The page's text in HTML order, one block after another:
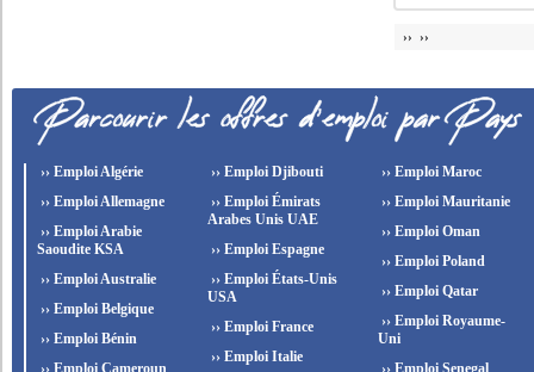
›› ››
›› Emploi Algérie
›› Emploi Allemagne
›› Emploi Arabie
Saoudite KSA
›› Emploi Australie
›› Emploi Belgique
›› Emploi Bénin
›› Emploi Cameroun
›› Emploi Djibouti
›› Emploi Émirats
Arabes Unis UAE
›› Emploi Espagne
›› Emploi États-Unis
USA
›› Emploi France
›› Emploi Italie
›› Emploi Maroc
›› Emploi Mauritanie
›› Emploi Oman
›› Emploi Poland
›› Emploi Qatar
›› Emploi Royaume-
Uni
›› Emploi Senegal